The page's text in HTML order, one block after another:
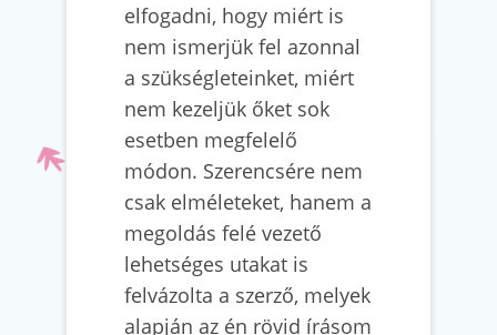
elfogadni, hogy miért is
nem ismerjük fel azonnal
a szükségleteinket, miért
nem kezeljük őket sok
esetben megfelelő
módon. Szerencsére nem
csak elméleteket, hanem a
megoldás felé vezető
lehetséges utakat is
felvázolta a szerző, melyek
alapján az én rövid írásom